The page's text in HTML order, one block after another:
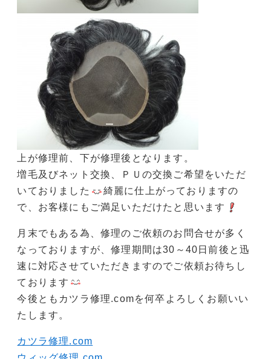
上が修理前、下が修理後となります。
増毛及びネット交換、ＰＵの交換ご希望をいただ
いておりました
綺麗に仕上がっておりますの
で、お客様にもご満足いただけたと思います
月末でもある為、修理のご依頼のお問合せが多く
なっておりますが、修理期間は30～40日前後と迅
速に対応させていただきますのでご依頼お待ちし
ております
今後ともカツラ修理.comを何卒よろしくお願いい
たします。
カツラ修理.com